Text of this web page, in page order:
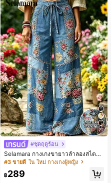
22
#ชุดฤดูร้อน
Selamara กางเกงขายาวลำลองสไตล์โ
บฮีเมียนสำหรับพักผ่อน สีกากี ผิวสัมผัส
มีเท็กซ์เจอร์ เอวสูงทรงหลวม เอวยางยืด
พร้อมเชือกรูด ทรงขาตรงทิ้งตัว ขากว้า
#3 ขายดี ใน ใหม่ กางเกงผู้หญิง
฿289